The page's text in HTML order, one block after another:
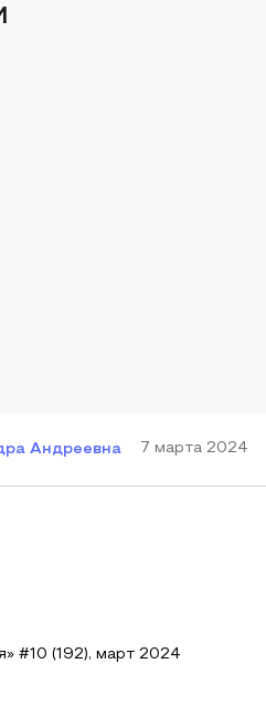
Андреевна 7 марта 2024
#10 (192), март 2024